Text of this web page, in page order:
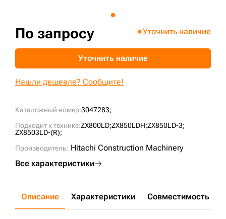
Каталожный номер:3047283;
Подходит к технике:ZX800LD;ZX850LDH;ZX850LD-3;
ZX8503LD-(R);
Производитель: Hitachi Construction Machinery
Все характеристики
По запросу Уточнить наличие
Уточнить наличие
Нашли дешевле? Сообщите!
Описание Характеристики Совместимость